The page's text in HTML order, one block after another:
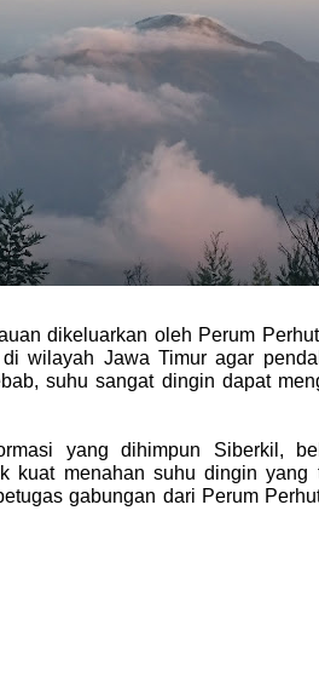
dikeluarkan oleh Perum
wilayah Jawa Timur agar
suhu sangat dingin dapat
yang dihimpun Siberkil,
kuat menahan suhu dingin
gabungan dari Perum